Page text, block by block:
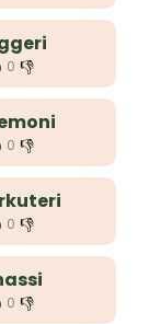
0 👎
0 👎
0 👎
0 👎